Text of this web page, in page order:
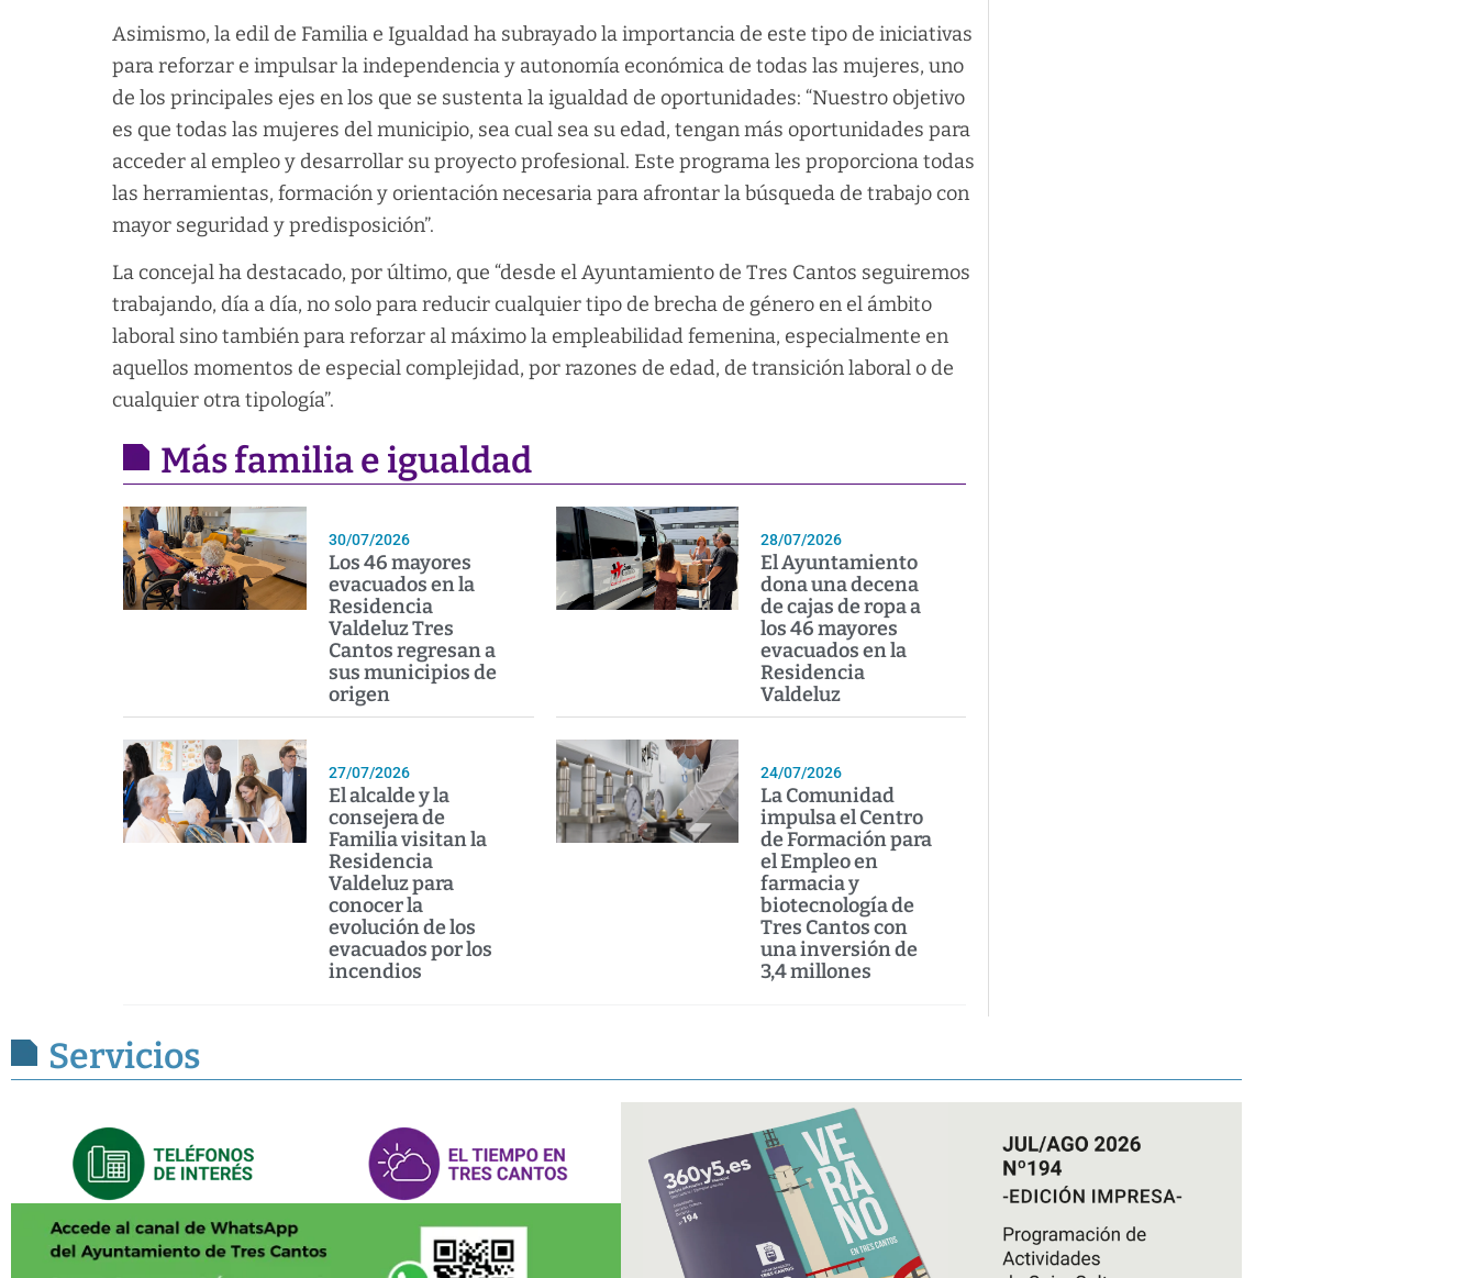
Asimismo, la edil de Familia e Igualdad ha subrayado la importancia de este tipo de iniciativas
para reforzar e impulsar la independencia y autonomía económica de todas las mujeres, uno
de los principales ejes en los que se sustenta la igualdad de oportunidades: “Nuestro objetivo
es que todas las mujeres del municipio, sea cual sea su edad, tengan más oportunidades para
acceder al empleo y desarrollar su proyecto profesional. Este programa les proporciona todas
las herramientas, formación y orientación necesaria para afrontar la búsqueda de trabajo con
mayor seguridad y predisposición”.
La concejal ha destacado, por último, que “desde el Ayuntamiento de Tres Cantos seguiremos
trabajando, día a día, no solo para reducir cualquier tipo de brecha de género en el ámbito
laboral sino también para reforzar al máximo la empleabilidad femenina, especialmente en
aquellos momentos de especial complejidad, por razones de edad, de transición laboral o de
cualquier otra tipología”.
Más familia e igualdad
30/07/2026
Los 46 mayores
evacuados en la
Residencia
Valdeluz Tres
Cantos regresan a
sus municipios de
origen
28/07/2026
El Ayuntamiento
dona una decena
de cajas de ropa a
los 46 mayores
evacuados en la
Residencia
Valdeluz
27/07/2026
El alcalde y la
consejera de
Familia visitan la
Residencia
Valdeluz para
conocer la
evolución de los
evacuados por los
incendios
24/07/2026
La Comunidad
impulsa el Centro
de Formación para
el Empleo en
farmacia y
biotecnología de
Tres Cantos con
una inversión de
3,4 millones
Servicios